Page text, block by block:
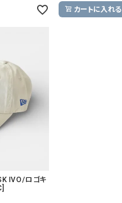
カートに入れる
IVO/ロゴキ